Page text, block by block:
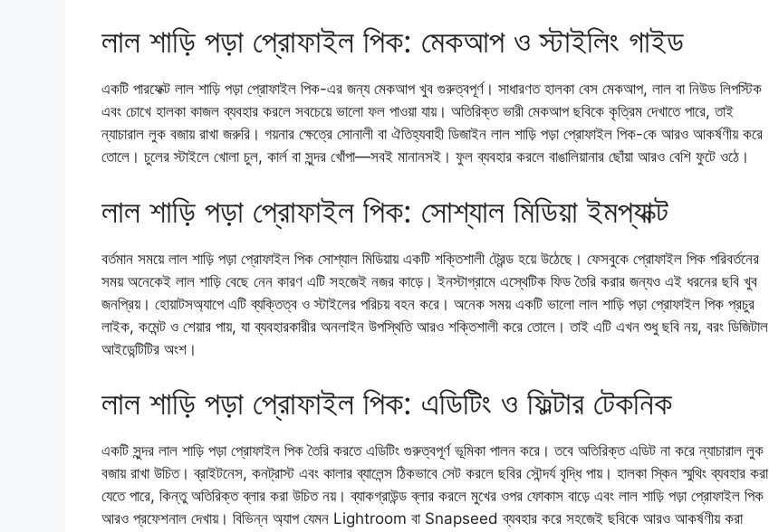
লাল শাড়ি পড়া প্রোফাইল পিক: মেকআপ ও স্টাইলিং গাইড
একটি পারফেক্ট লাল শাড়ি পড়া প্রোফাইল পিক-এর জন্য মেকআপ খুব গুরুত্বপূর্ণ। সাধারণত হালকা বেস মেকআপ, লাল বা নিউড লিপস্টিক
এবং চোখে হালকা কাজল ব্যবহার করলে সবচেয়ে ভালো ফল পাওয়া যায়। অতিরিক্ত ভারী মেকআপ ছবিকে কৃত্রিম দেখাতে পারে, তাই
ন্যাচারাল লুক বজায় রাখা জরুরি। গয়নার ক্ষেত্রে সোনালী বা ঐতিহ্যবাহী ডিজাইন লাল শাড়ি পড়া প্রোফাইল পিক-কে আরও আকর্ষণীয় করে
তোলে। চুলের স্টাইলে খোলা চুল, কার্ল বা সুন্দর খোঁপা—সবই মানানসই। ফুল ব্যবহার করলে বাঙালিয়ানার ছোঁয়া আরও বেশি ফুটে ওঠে।
লাল শাড়ি পড়া প্রোফাইল পিক: সোশ্যাল মিডিয়া ইমপ্যাক্ট
বর্তমান সময়ে লাল শাড়ি পড়া প্রোফাইল পিক সোশ্যাল মিডিয়ায় একটি শক্তিশালী ট্রেন্ড হয়ে উঠেছে। ফেসবুকে প্রোফাইল পিক পরিবর্তনের
সময় অনেকেই লাল শাড়ি বেছে নেন কারণ এটি সহজেই নজর কাড়ে। ইনস্টাগ্রামে এস্থেটিক ফিড তৈরি করার জন্যও এই ধরনের ছবি খুব
জনপ্রিয়। হোয়াটসঅ্যাপে এটি ব্যক্তিত্ব ও স্টাইলের পরিচয় বহন করে। অনেক সময় একটি ভালো লাল শাড়ি পড়া প্রোফাইল পিক প্রচুর
লাইক, কমেন্ট ও শেয়ার পায়, যা ব্যবহারকারীর অনলাইন উপস্থিতি আরও শক্তিশালী করে তোলে। তাই এটি এখন শুধু ছবি নয়, বরং ডিজিটাল
আইডেন্টিটির অংশ।
লাল শাড়ি পড়া প্রোফাইল পিক: এডিটিং ও ফিল্টার টেকনিক
একটি সুন্দর লাল শাড়ি পড়া প্রোফাইল পিক তৈরি করতে এডিটিং গুরুত্বপূর্ণ ভূমিকা পালন করে। তবে অতিরিক্ত এডিট না করে ন্যাচারাল লুক
বজায় রাখা উচিত। ব্রাইটনেস, কনট্রাস্ট এবং কালার ব্যালেন্স ঠিকভাবে সেট করলে ছবির সৌন্দর্য বৃদ্ধি পায়। হালকা স্কিন স্মুথিং ব্যবহার করা
যেতে পারে, কিন্তু অতিরিক্ত ব্লার করা উচিত নয়। ব্যাকগ্রাউন্ড ব্লার করলে মুখের ওপর ফোকাস বাড়ে এবং লাল শাড়ি পড়া প্রোফাইল পিক
আরও প্রফেশনাল দেখায়। বিভিন্ন অ্যাপ যেমন Lightroom বা Snapseed ব্যবহার করে সহজেই ছবিকে আরও আকর্ষণীয় করা